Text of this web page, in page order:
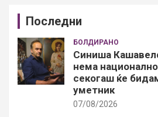
Последни
БОЛДИРАНО
Синиша
нема
секогаш ќе
уметник
07/08/2026